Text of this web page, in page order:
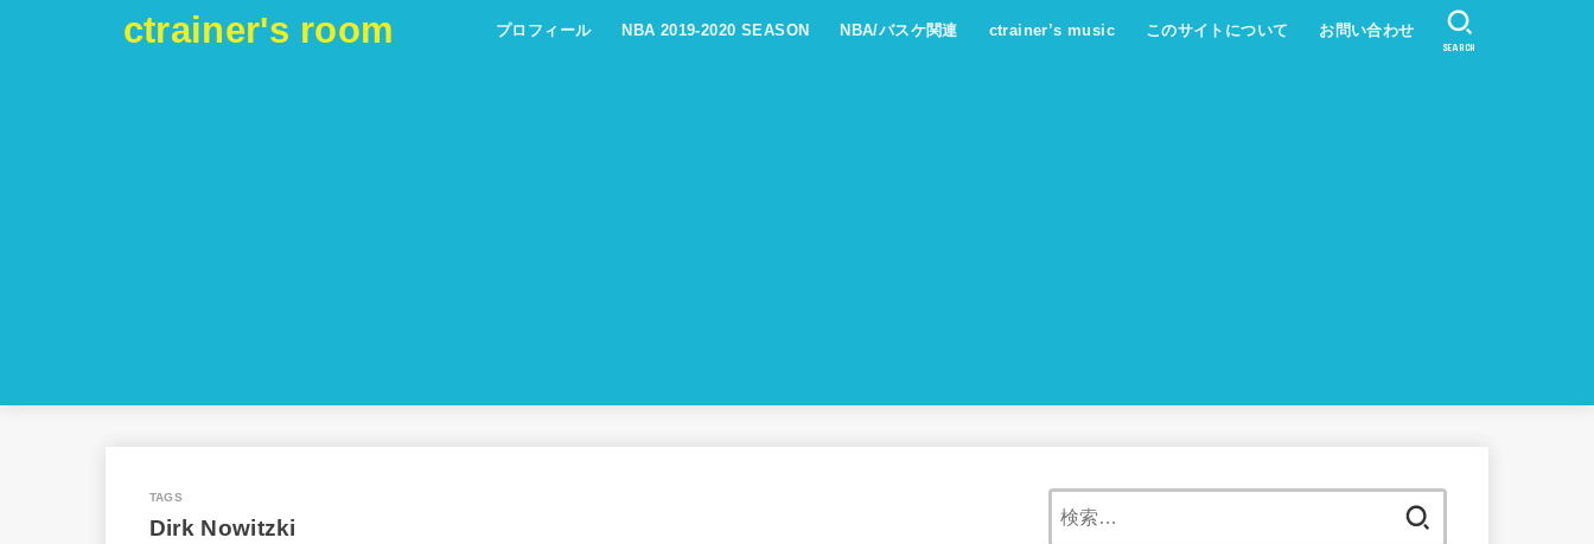
ctrainer's room プロフィール NBA 2019-2020 SEASON NBA/バスケ関連 ctrainer’s music このサイトについて お問い合わせ
SEARCH
Dirk Nowitzki